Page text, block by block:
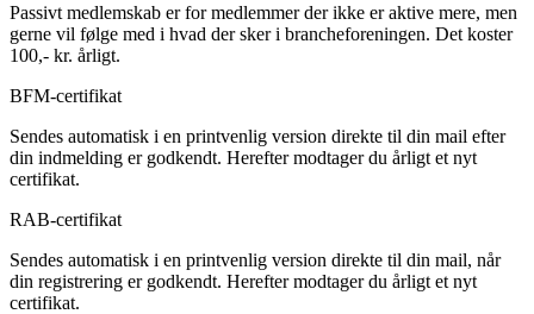
Passivt medlemskab er for medlemmer der ikke er aktive mere, men
gerne vil følge med i hvad der sker i brancheforeningen. Det koster
100,- kr. årligt.
BFM-certifikat
Sendes automatisk i en printvenlig version direkte til din mail efter
din indmelding er godkendt. Herefter modtager du årligt et nyt
certifikat.
RAB-certifikat
Sendes automatisk i en printvenlig version direkte til din mail, når
din registrering er godkendt. Herefter modtager du årligt et nyt
certifikat.